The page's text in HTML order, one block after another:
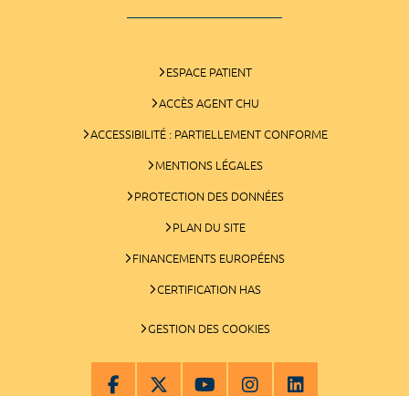
ESPACE PATIENT
ACCÈS AGENT CHU
ACCESSIBILITÉ : PARTIELLEMENT CONFORME
MENTIONS LÉGALES
PROTECTION DES DONNÉES
PLAN DU SITE
FINANCEMENTS EUROPÉENS
CERTIFICATION HAS
GESTION DES COOKIES